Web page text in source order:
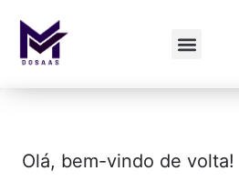
Olá, bem-vindo de volta!